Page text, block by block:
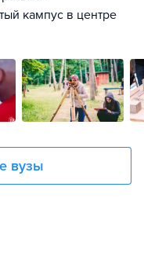
кампус в центре
вузы